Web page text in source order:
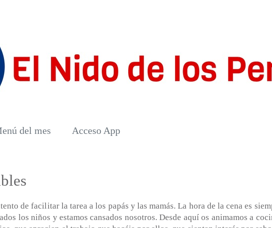
del mes Acceso App
de facilitar la tarea a los papás y las mamás. La hora de la cena es
los niños y estamos cansados nosotros. Desde aquí os animamos a